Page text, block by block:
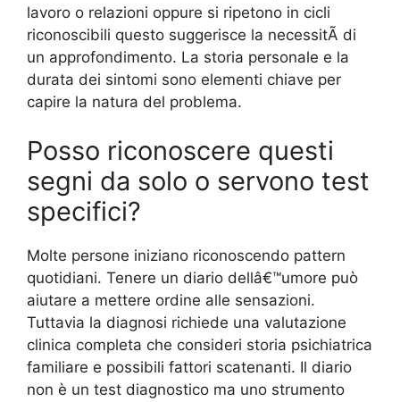
lavoro o relazioni oppure si ripetono in cicli
riconoscibili questo suggerisce la necessitÃ di
un approfondimento. La storia personale e la
durata dei sintomi sono elementi chiave per
capire la natura del problema.
Posso riconoscere questi
segni da solo o servono test
specifici?
Molte persone iniziano riconoscendo pattern
quotidiani. Tenere un diario dellâ€™umore può
aiutare a mettere ordine alle sensazioni.
Tuttavia la diagnosi richiede una valutazione
clinica completa che consideri storia psichiatrica
familiare e possibili fattori scatenanti. Il diario
non è un test diagnostico ma uno strumento